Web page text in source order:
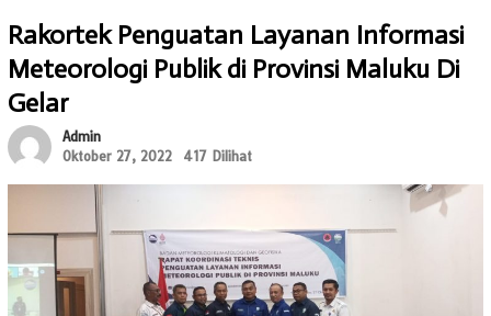
Rakortek Penguatan Layanan Informasi
Meteorologi Publik di Provinsi Maluku Di
Gelar
Admin
Oktober 27, 2022
417 Dilihat